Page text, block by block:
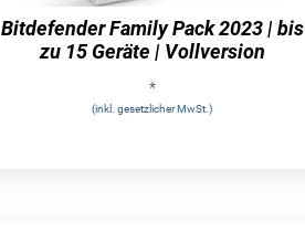
Bitdefender Family Pack 2023 | bis
zu 15 Geräte | Vollversion
*
(inkl. gesetzlicher MwSt.)